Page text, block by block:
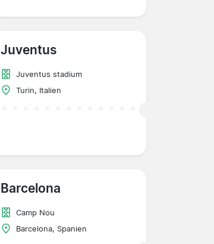
Juventus
Juventus stadium
Turin, Italien
Barcelona
Camp Nou
Barcelona, Spanien